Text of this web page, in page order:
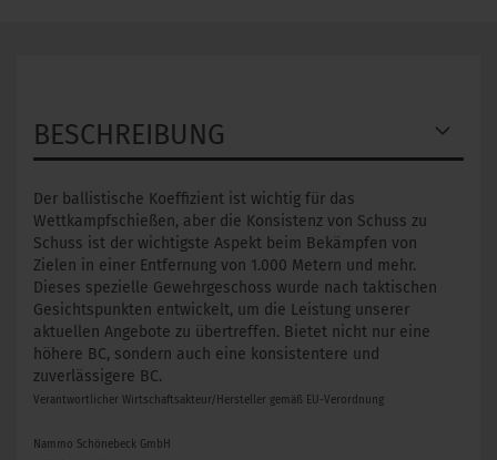
BESCHREIBUNG
Der ballistische Koeffizient ist wichtig für das
Wettkampfschießen, aber die Konsistenz von Schuss zu
Schuss ist der wichtigste Aspekt beim Bekämpfen von
Zielen in einer Entfernung von 1.000 Metern und mehr.
Dieses spezielle Gewehrgeschoss wurde nach taktischen
Gesichtspunkten entwickelt, um die Leistung unserer
aktuellen Angebote zu übertreffen. Bietet nicht nur eine
höhere BC, sondern auch eine konsistentere und
zuverlässigere BC.
Verantwortlicher Wirtschaftsakteur/Hersteller gemäß EU-Verordnung
Nammo Schönebeck GmbH